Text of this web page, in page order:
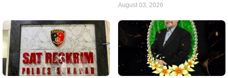
August 03, 2026